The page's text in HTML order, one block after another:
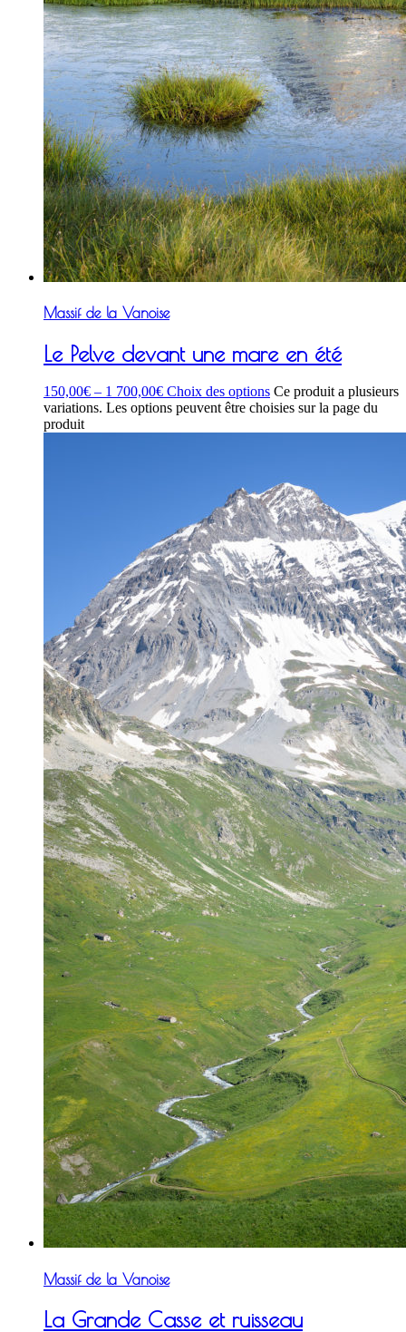
Massif de la Vanoise
Le Pelve devant une mare en été
150,00€ – 1 700,00€ Choix des options Ce produit a plusieurs
variations. Les options peuvent être choisies sur la page du
produit
Massif de la Vanoise
La Grande Casse et ruisseau